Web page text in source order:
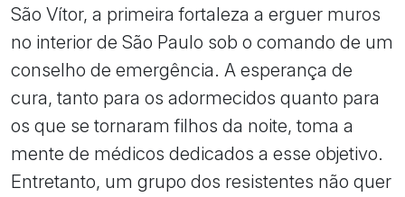
São Vítor, a primeira fortaleza a erguer muros
no interior de São Paulo sob o comando de um
conselho de emergência. A esperança de
cura, tanto para os adormecidos quanto para
os que se tornaram filhos da noite, toma a
mente de médicos dedicados a esse objetivo.
Entretanto, um grupo dos resistentes não quer